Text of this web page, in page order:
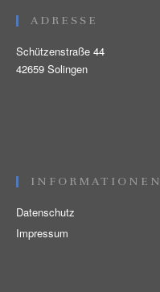
ADRESSE
Schützenstraße 44
42659 Solingen
INFORMATIONEN
Datenschutz
Impressum